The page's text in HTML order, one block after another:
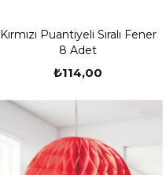
Kırmızı Puantiyeli Sıralı Fener
8 Adet
₺114,00